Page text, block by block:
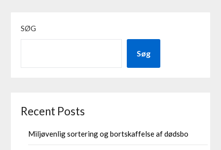
SØG
Søg
Recent Posts
Miljøvenlig sortering og bortskaffelse af dødsbo